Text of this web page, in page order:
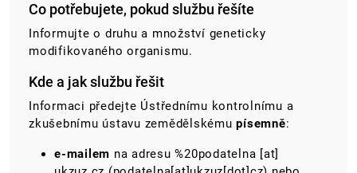
Co potřebujete, pokud službu řešíte
Informujte o druhu a množství geneticky
modifikovaného organismu.
Kde a jak službu řešit
Informaci předejte Ústřednímu kontrolnímu a
zkušebnímu ústavu zemědělskému písemně:
e-mailem na adresu%20podatelna [at]